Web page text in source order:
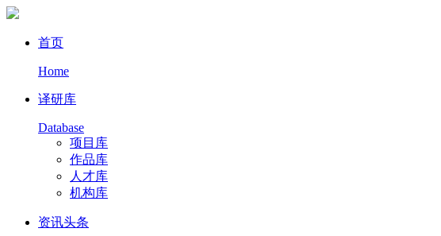
首页
Home
译研库
Database
项目库
作品库
人才库
机构库
资讯头条